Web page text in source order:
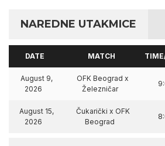
NAREDNE UTAKMICE
DATE MATCH
August 9,
2026
OFK Beograd x
Železničar
August 15,
2026
Čukarički x OFK
Beograd